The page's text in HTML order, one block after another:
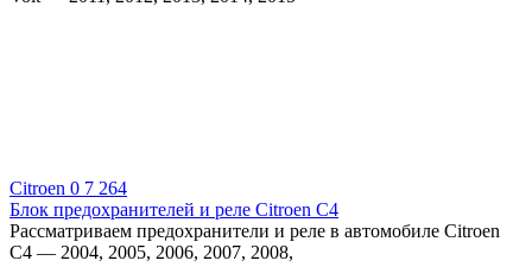
Citroen 0 7 264
Блок предохранителей и реле Citroen C4
Рассматриваем предохранители и реле в автомобиле Citroen
C4 — 2004, 2005, 2006, 2007, 2008,